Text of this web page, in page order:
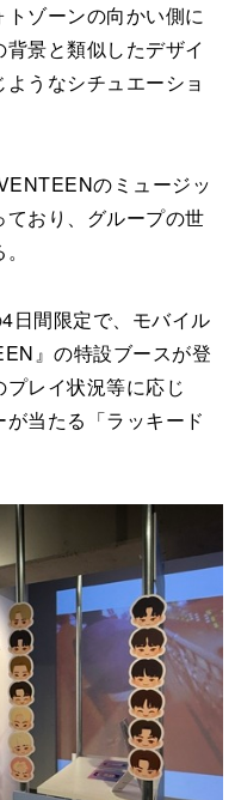
ゾーンの向かい側に
景と類似したデザイ
うなシチュエーショ
のミュージッ
おり、グループの世
日間限定で、モバイル
』の特設ブースが登
レイ状況等に応じ
当たる「ラッキード